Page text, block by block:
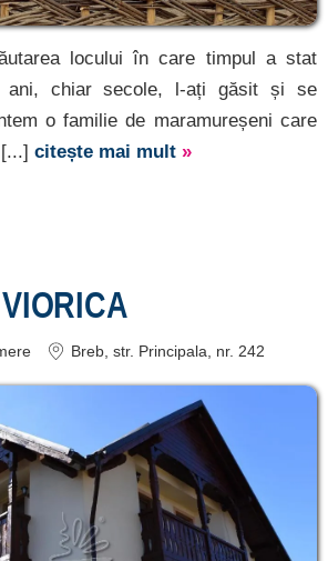
locului în care timpul a stat
ani, chiar secole, l-ați găsit și se
o familie de maramureșeni care
citește mai mult »
Breb , str. Principala, nr. 242